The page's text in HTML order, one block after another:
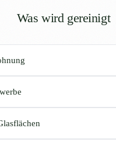
Was wird gereinigt